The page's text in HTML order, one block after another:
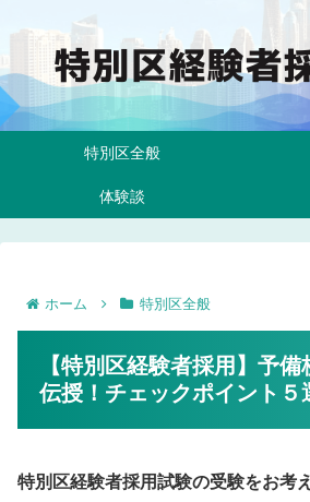
特別区全般
体験談
ホーム 特別区全般
【特別区経験者採用】予
伝授！チェックポイント５
特別区経験者採用試験の受験をお考